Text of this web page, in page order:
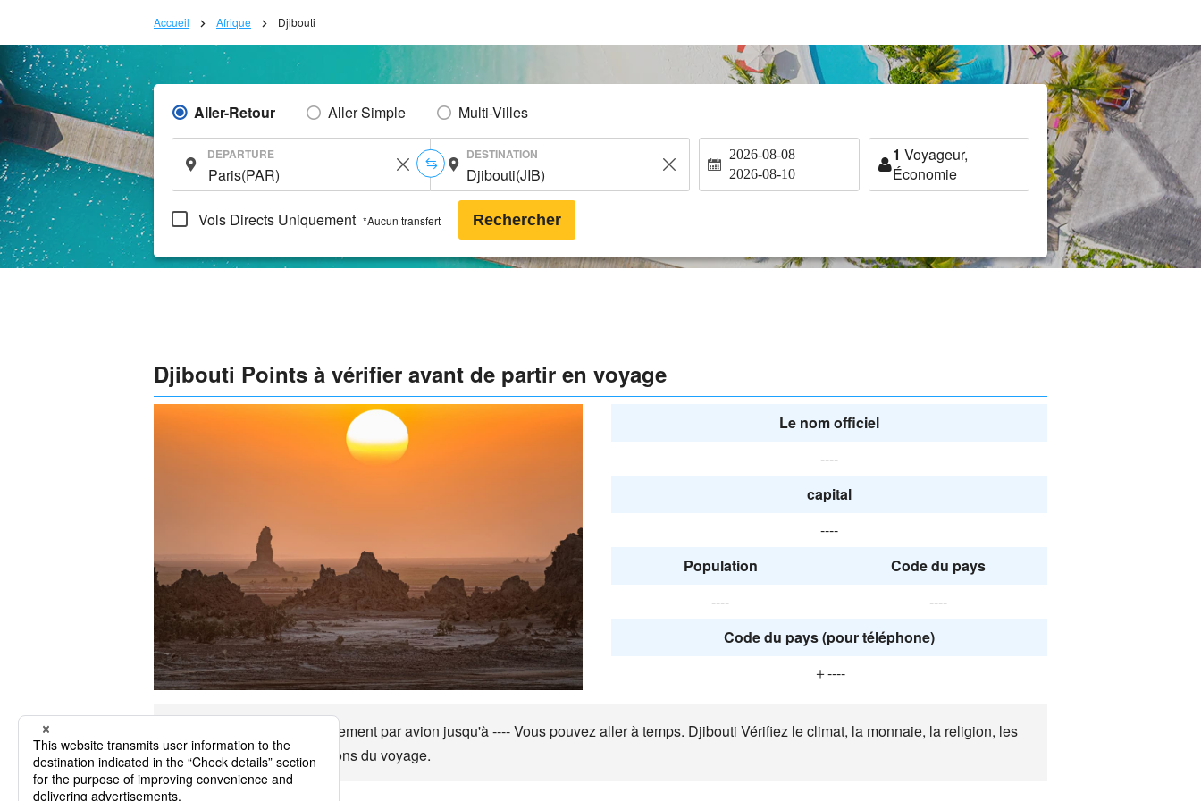
Accueil Afrique Djibouti
Aller-Retour Aller Simple Multi-Villes
DEPARTURE DESTINATION 2026-08-08
2026-08-10
1 Voyageur,
Économie
Vols Directs Uniquement *Aucun transfert Rechercher
Djibouti Points à vérifier avant de partir en voyage
Le nom officiel
----
capital
----
Population
Code du pays
----
----
Code du pays (pour téléphone)
＋----
Djibouti C'est approximativement par avion jusqu'à ---- Vous pouvez aller à temps. Djibouti Vérifiez le climat, la monnaie, la religion, les
moeurs, etc. Djibouti Profitons du voyage.